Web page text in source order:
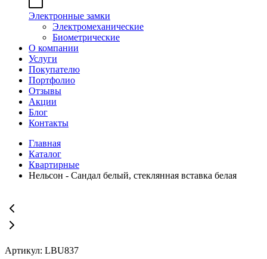
Электронные замки
Электромеханические
Биометрические
О компании
Услуги
Покупателю
Портфолио
Отзывы
Акции
Блог
Контакты
Главная
Каталог
Квартирные
Нельсон - Сандал белый, стеклянная вставка белая
Артикул: LBU837